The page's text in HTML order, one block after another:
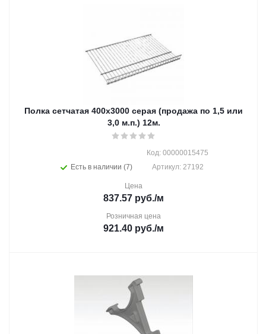
Полка сетчатая 400х3000 серая (продажа по 1,5 или
3,0 м.п.) 12м.
Есть в наличии (7)
Код: 00000015475
Артикул: 27192
Цена
837.57 руб./м
Розничная цена
921.40 руб./м